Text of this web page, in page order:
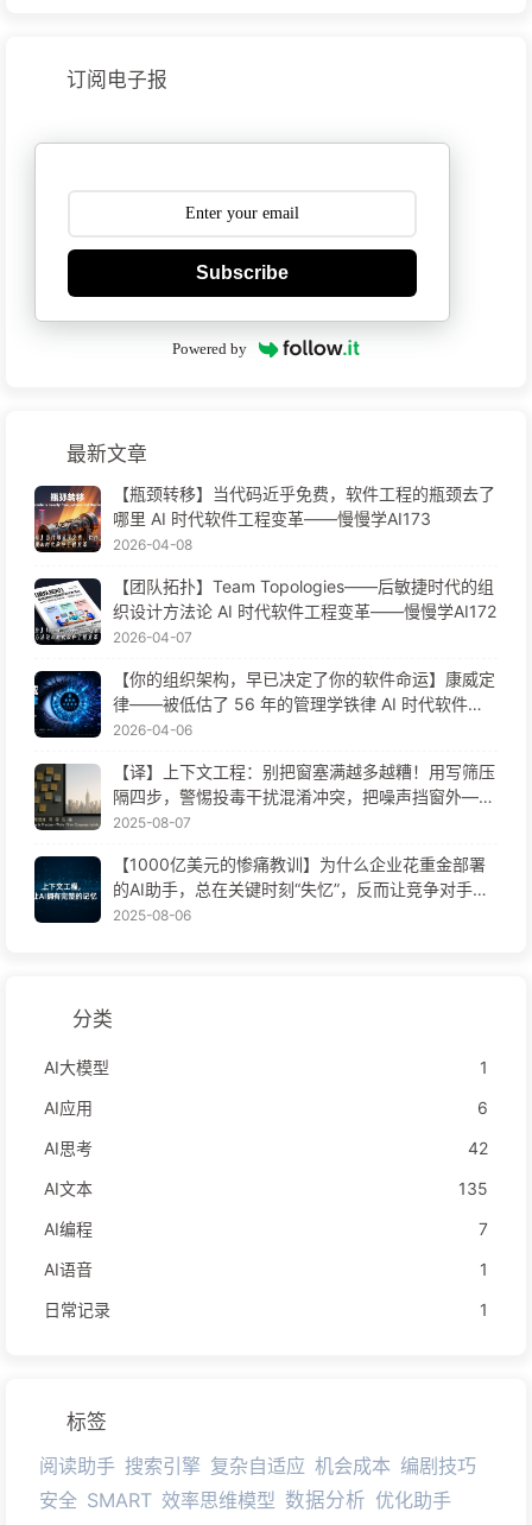
订阅电子报
Subscribe
Powered by
最新文章
【瓶颈转移】当代码近乎免费，软件工程的瓶颈去了
哪里 AI 时代软件工程变革——慢慢学AI173
2026-04-08
【团队拓扑】Team Topologies——后敏捷时代的组
织设计方法论 AI 时代软件工程变革——慢慢学AI172
2026-04-07
【你的组织架构，早已决定了你的软件命运】康威定
律——被低估了 56 年的管理学铁律 AI 时代软件工
程变革——慢慢学AI171
2026-04-06
【译】上下文工程：别把窗塞满越多越糟！用写筛压
隔四步，警惕投毒干扰混淆冲突，把噪声挡窗外——
慢慢学AI170
2025-08-07
【1000亿美元的惨痛教训】为什么企业花重金部署
的AI助手，总在关键时刻“失忆”，反而让竞争对手实
现90%性能提升？——慢慢学AI169
2025-08-06
分类
AI大模型
1
AI应用
6
AI思考
42
AI文本
135
AI编程
7
AI语音
1
日常记录
1
标签
阅读助手 搜索引擎 复杂自适应 机会成本 编剧技巧
安全 SMART 效率思维模型 数据分析 优化助手